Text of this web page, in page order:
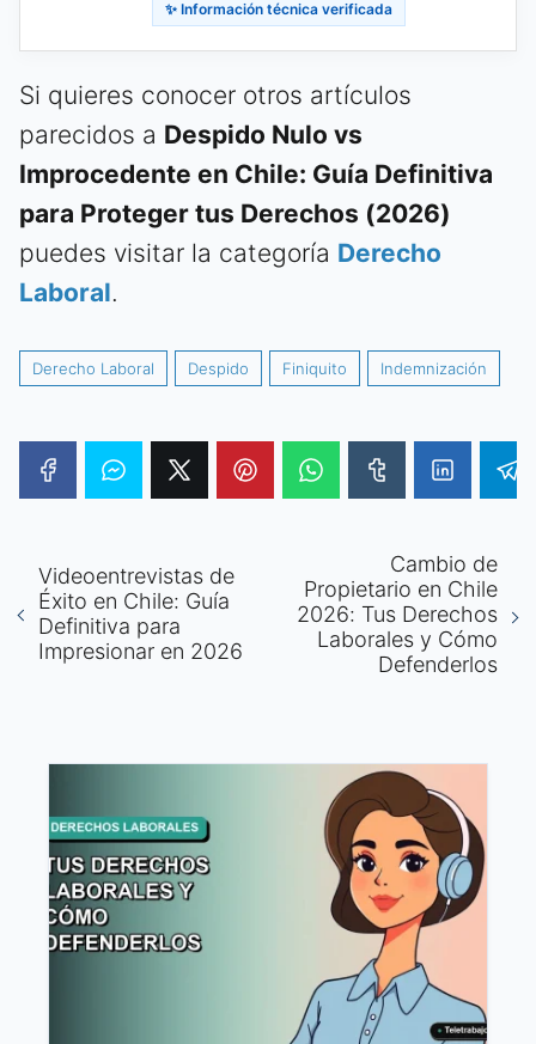
✨ Información técnica verificada
Si quieres conocer otros artículos
parecidos a Despido Nulo vs
Improcedente en Chile: Guía Definitiva
para Proteger tus Derechos (2026)
puedes visitar la categoría Derecho
Laboral.
Derecho Laboral Despido Finiquito Indemnización
Videoentrevistas de
Éxito en Chile: Guía
Definitiva para
Impresionar en 2026
Cambio de
Propietario en Chile
2026: Tus Derechos
Laborales y Cómo
Defenderlos